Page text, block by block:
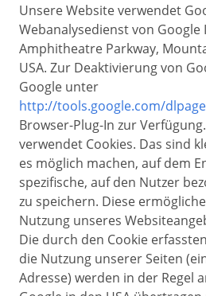
Unsere Website verwendet
Webanalysedienst von Google
Amphitheatre Parkway,
USA. Zur Deaktivierung von
Google unter
http://tools.google.com/
Browser-Plug-In zur
verwendet Cookies. Das sind
es möglich machen, auf dem
spezifische, auf den Nutzer
zu speichern. Diese
Nutzung unseres
Die durch den Cookie
die Nutzung unserer Seiten
Adresse) werden in der Regel